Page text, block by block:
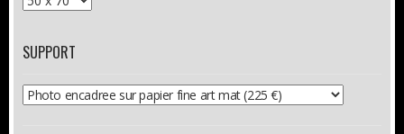
SUPPORT